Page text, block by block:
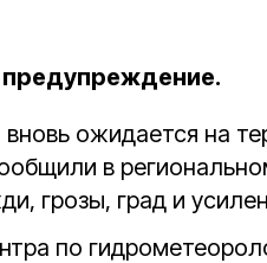
ожидается на
в
грозы, град и
по